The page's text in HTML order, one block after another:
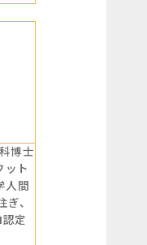
博士
ット
人間
、
定